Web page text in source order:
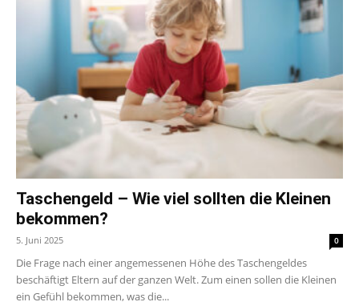
Taschengeld – Wie viel sollten die Kleinen
bekommen?
5. Juni 2025 0
Die Frage nach einer angemessenen Höhe des Taschengeldes
beschäftigt Eltern auf der ganzen Welt. Zum einen sollen die Kleinen
ein Gefühl bekommen, was die...